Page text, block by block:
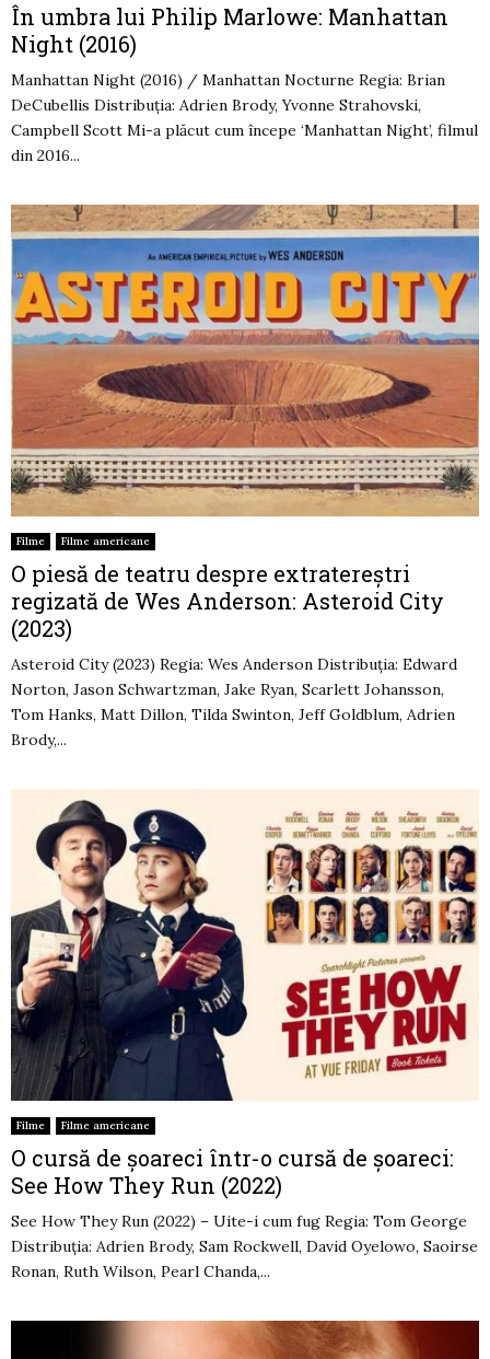
În umbra lui Philip Marlowe: Manhattan
Night (2016)
Manhattan Night (2016) / Manhattan Nocturne Regia: Brian
DeCubellis Distribuția: Adrien Brody, Yvonne Strahovski,
Campbell Scott Mi-a plăcut cum începe ‘Manhattan Night’, filmul
din 2016...
Filme Filme americane
O piesă de teatru despre extratereștri
regizată de Wes Anderson: Asteroid City
(2023)
Asteroid City (2023) Regia: Wes Anderson Distribuția: Edward
Norton, Jason Schwartzman, Jake Ryan, Scarlett Johansson,
Tom Hanks, Matt Dillon, Tilda Swinton, Jeff Goldblum, Adrien
Brody,...
Filme Filme americane
O cursă de șoareci într-o cursă de șoareci:
See How They Run (2022)
See How They Run (2022) – Uite-i cum fug Regia: Tom George
Distribuția: Adrien Brody, Sam Rockwell, David Oyelowo, Saoirse
Ronan, Ruth Wilson, Pearl Chanda,...